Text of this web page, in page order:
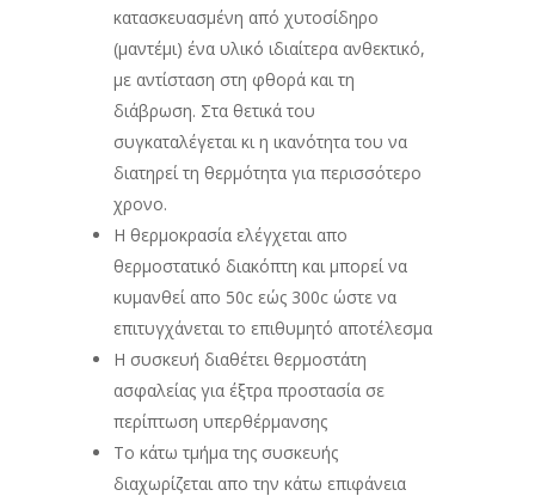
κατασκευασμένη από χυτοσίδηρο
(μαντέμι) ένα υλικό ιδιαίτερα ανθεκτικό,
με αντίσταση στη φθορά και τη
διάβρωση. Στα θετικά του
συγκαταλέγεται κι η ικανότητα του να
διατηρεί τη θερμότητα για περισσότερο
χρονο.
Η θερμοκρασία ελέγχεται απο
θερμοστατικό διακόπτη και μπορεί να
κυμανθεί απο 50c εώς 300c ώστε να
επιτυγχάνεται το επιθυμητό αποτέλεσμα
Η συσκευή διαθέτει θερμοστάτη
ασφαλείας για έξτρα προστασία σε
περίπτωση υπερθέρμανσης
Το κάτω τμήμα της συσκευής
διαχωρίζεται απο την κάτω επιφάνεια